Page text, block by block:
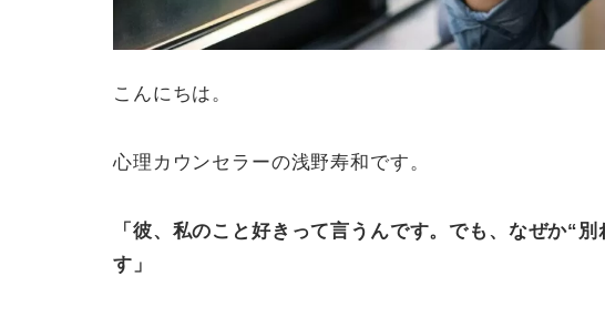
こんにちは。
心理カウンセラーの浅野寿和です。
「彼、私のこと好きって言うんです。でも、なぜか“
す」